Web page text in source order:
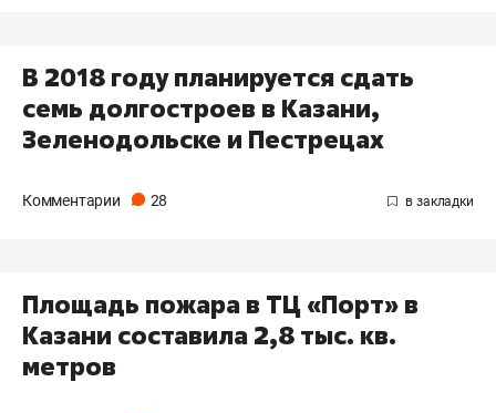
В 2018 году планируется сдать
семь долгостроев в Казани,
Зеленодольске и Пестрецах
Комментарии 28
Площадь пожара в ТЦ «Порт» в
Казани составила 2,8 тыс. кв.
метров